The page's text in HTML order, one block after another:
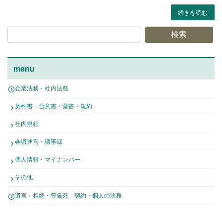
続きを読む
検索
menu
企業法務・社内法務
契約書・合意書・覚書・規約
社内規程
会議運営・議事録
個人情報・マイナンバー
その他
遺言・相続・尊厳死 契約・個人の法務